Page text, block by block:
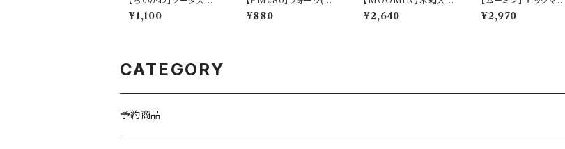
ーン(ちいかわ)【CKW4
0】CKW41-850
¥1,100
トカゲ)【Daily Sketch】
PM282-851
¥880
グ(アイムリトルミイ)【M
M16000】MM16001
¥2,640
（夕日）【MM3200】
¥2,970
CATEGORY
予約商品